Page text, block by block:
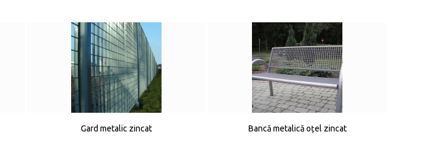
Gard metalic zincat Bancă metalică oțel zincat